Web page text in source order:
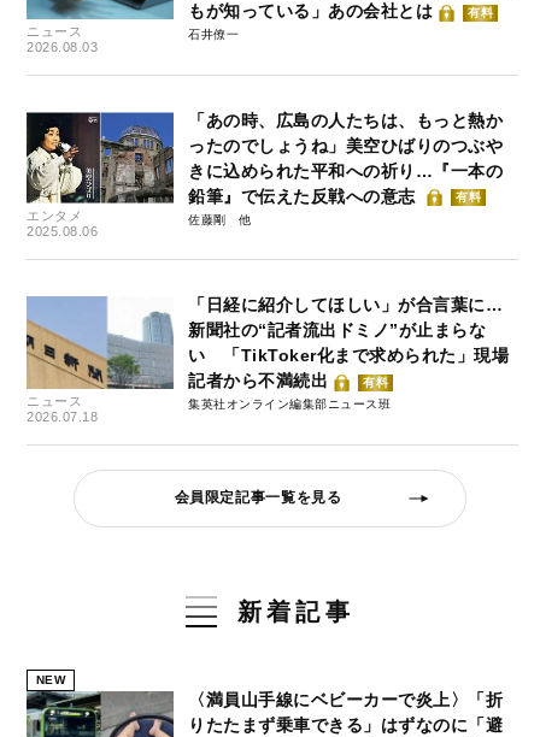
ニュース
2026.08.03
もが知っている」あの会社とは
有料
石井僚一
エンタメ
2025.08.06
「あの時、広島の人たちは、もっと熱か
ったのでしょうね」美空ひばりのつぶや
きに込められた平和への祈り…『一本の
鉛筆』で伝えた反戦への意志
有料
佐藤剛
ニュース
2026.07.18
「日経に紹介してほしい」が合言葉に…
新聞社の“記者流出ドミノ”が止まらな
い 「TikToker化まで求められた」現場
記者から不満続出
有料
集英社オンライン編集部ニュース班
会員限定記事一覧を見る
新着記事
NEW
〈満員山手線にベビーカーで炎上〉「折
りたたまず乗車できる」はずなのに「避